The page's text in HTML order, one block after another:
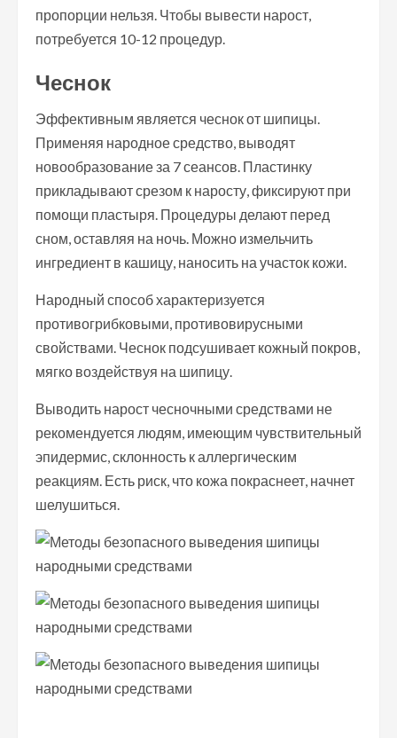
пропорции нельзя. Чтобы вывести нарост,
потребуется 10-12 процедур.
Чеснок
Эффективным является чеснок от шипицы.
Применяя народное средство, выводят
новообразование за 7 сеансов. Пластинку
прикладывают срезом к наросту, фиксируют при
помощи пластыря. Процедуры делают перед
сном, оставляя на ночь. Можно измельчить
ингредиент в кашицу, наносить на участок кожи.
Народный способ характеризуется
противогрибковыми, противовирусными
свойствами. Чеснок подсушивает кожный покров,
мягко воздействуя на шипицу.
Выводить нарост чесночными средствами не
рекомендуется людям, имеющим чувствительный
эпидермис, склонность к аллергическим
реакциям. Есть риск, что кожа покраснеет, начнет
шелушиться.